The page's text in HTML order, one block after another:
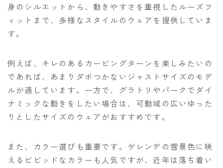
身のシルエットから、動きやすさを重視したルーズフ
ィットまで、多様なスタイルのウェアを提供していま
す。
例えば、キレのあるカービングターンを楽しみたいの
であれば、あまりダボつかないジャストサイズのモデ
ルが適しています。一方で、グラトリやパークでダイ
ナミックな動きをしたい場合は、可動域の広いゆった
りとしたサイズのウェアがおすすめです。
また、カラー選びも重要です。ゲレンデの雪景色に映
えるビビッドなカラーも人気ですが、近年は落ち着い